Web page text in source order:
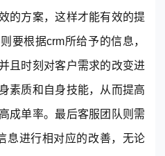
的方案，这样才能有效的提
要根据crm所给予的信息，
且时刻对客户需求的改变进
素质和自身技能，从而提高
成单率。最后客服团队则需
息进行相对应的改善，无论